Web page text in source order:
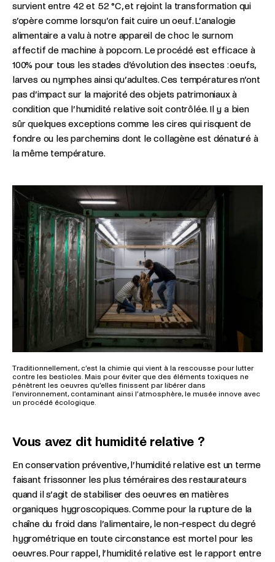
survient entre 42 et 52 °C, et rejoint la transformation qui
s’opère comme lorsqu’on fait cuire un oeuf. L’analogie
alimentaire a valu à notre appareil de choc le surnom
affectif de machine à popcorn. Le procédé est efficace à
100% pour tous les stades d’évolution des insectes : oeufs,
larves ou nymphes ainsi qu’adultes. Ces températures n’ont
pas d’impact sur la majorité des objets patrimoniaux à
condition que l’humidité relative soit contrôlée. Il y a bien
sûr quelques exceptions comme les cires qui risquent de
fondre ou les parchemins dont le collagène est dénaturé à
la même température.
Traditionnellement, c’est la chimie qui vient à la rescousse pour lutter
contre les bestioles. Mais pour éviter que des éléments toxiques ne
pénètrent les oeuvres qu’elles finissent par libérer dans
l’environnement, contaminant ainsi l’atmosphère, le musée innove avec
un procédé écologique.
Vous avez dit humidité relative ?
En conservation préventive, l’humidité relative est un terme
faisant frissonner les plus téméraires des restaurateurs
quand il s’agit de stabiliser des oeuvres en matières
organiques hygroscopiques. Comme pour la rupture de la
chaîne du froid dans l’alimentaire, le non-respect du degré
hygrométrique en toute circonstance est mortel pour les
oeuvres. Pour rappel, l’humidité relative est le rapport entre